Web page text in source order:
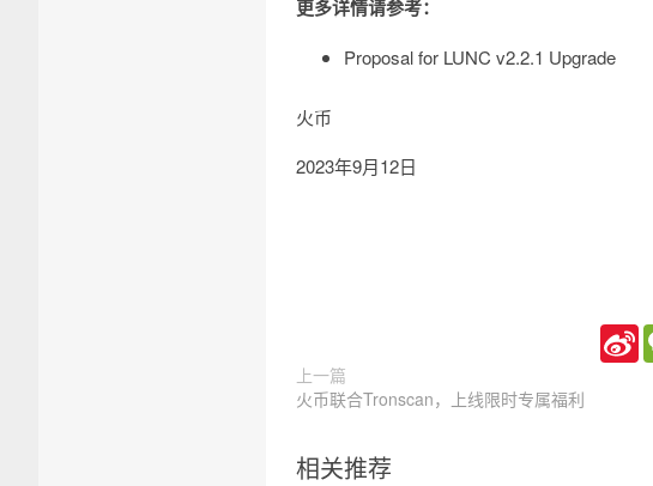
更多详情请参考：
Proposal for LUNC v2.2.1 Upgrade
火币
2023年9月12日
上一篇
火币联合Tronscan，上线限时专属福利
相关推荐